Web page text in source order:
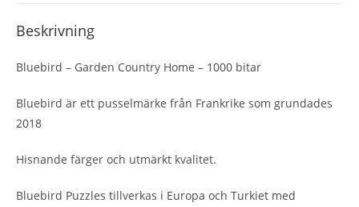
Beskrivning
Bluebird – Garden Country Home – 1000 bitar
Bluebird är ett pusselmärke från Frankrike som grundades
2018
Hisnande färger och utmärkt kvalitet.
Bluebird Puzzles tillverkas i Europa och Turkiet med